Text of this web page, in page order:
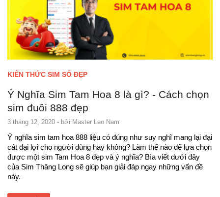
KIẾN THỨC SIM SỐ ĐẸP
Ý Nghĩa Sim Tam Hoa 8 là gì? - Cách chọn
sim đuôi 888 đẹp
3 tháng 12, 2020 - bởi Master Leo Nam
Ý nghĩa sim tam hoa 888 liệu có đúng như suy nghĩ mang lại đại
cát đại lợi cho người dùng hay không? Làm thế nào để lựa chọn
được một sim Tam Hoa 8 đẹp và ý nghĩa? Bìa viết dưới đây
của Sim Thăng Long sẽ giúp bạn giải đáp ngay những vấn đề
này.